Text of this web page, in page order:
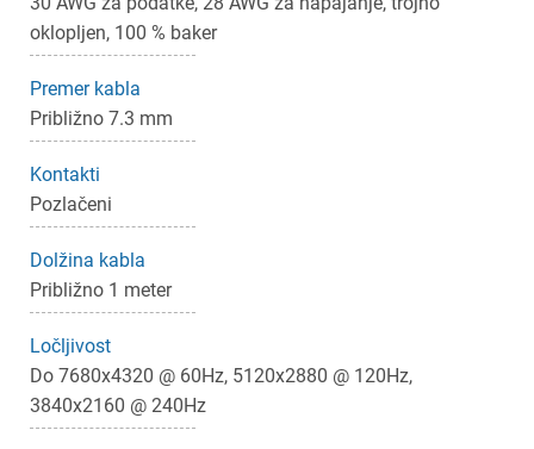
oklopljen, 100 % baker
Premer kabla
Približno 7.3 mm
Kontakti
Pozlačeni
Dolžina kabla
Približno 1 meter
Ločljivost
Do 7680x4320 @ 60Hz, 5120x2880 @ 120Hz,
3840x2160 @ 240Hz
Prijava
Za dodajanje na seznam želja morate biti prijavljeni.